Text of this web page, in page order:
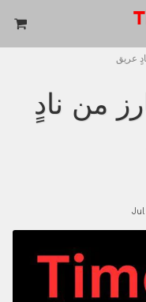
عريق
من نادٍ
Jul